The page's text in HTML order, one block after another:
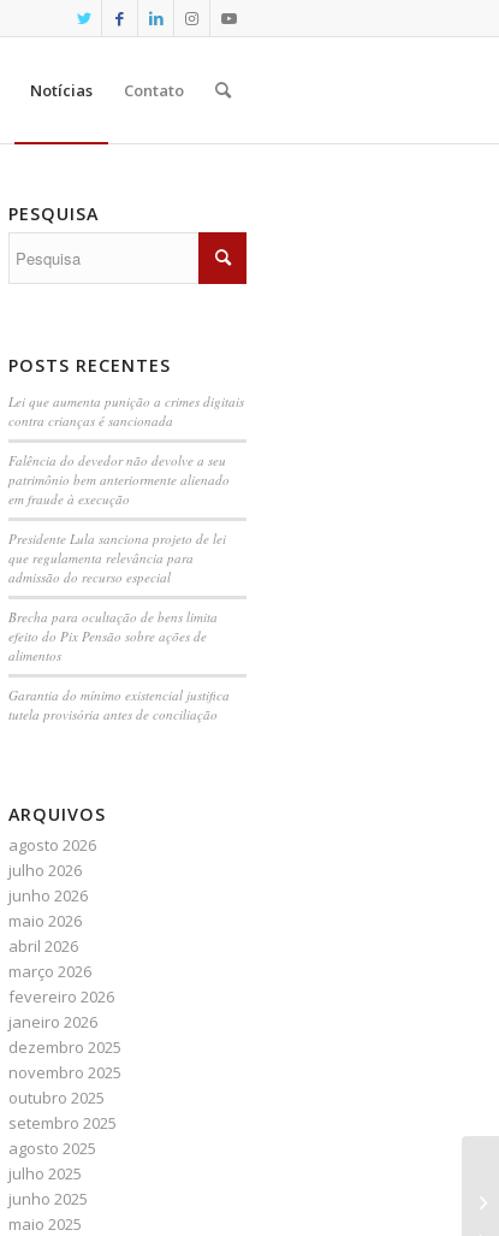
Notícias Contato
PESQUISA
POSTS RECENTES
Lei que aumenta punição a crimes digitais
contra crianças é sancionada
Falência do devedor não devolve a seu
patrimônio bem anteriormente alienado
em fraude à execução
Presidente Lula sanciona projeto de lei
que regulamenta relevância para
admissão do recurso especial
Brecha para ocultação de bens limita
efeito do Pix Pensão sobre ações de
alimentos
Garantia do mínimo existencial justifica
tutela provisória antes de conciliação
ARQUIVOS
agosto 2026
julho 2026
junho 2026
maio 2026
abril 2026
março 2026
fevereiro 2026
janeiro 2026
dezembro 2025
novembro 2025
outubro 2025
setembro 2025
agosto 2025
julho 2025
junho 2025
maio 2025